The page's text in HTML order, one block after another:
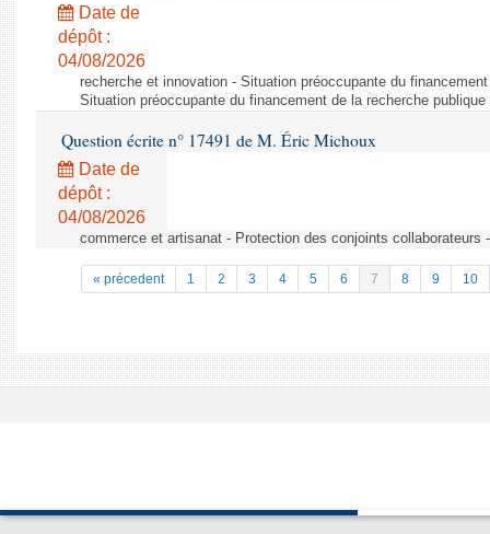
Date de
dépôt :
04/08/2026
recherche et innovation - Situation préoccupante du
Situation préoccupante du financement de la recherche publique
Question écrite n° 17491 de M. Éric Michoux
Date de
dépôt :
04/08/2026
commerce et artisanat - Protection des conjoints collaborateurs
« précedent 1 2 3 4 5 6 7 8 9 10